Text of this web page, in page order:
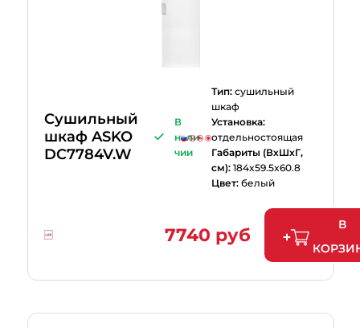
Cушильный
шкаф ASKO
DC7784V.W
В
нали
чии
Тип:сушильный
шкаф
Установка:
отдельностоящая
Габариты (ВхШхГ,
см):184x59.5x60.8
Цвет:белый
7740 руб
В